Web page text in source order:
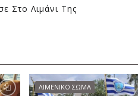
Στο Λιμάνι Της
ΛΙΜΕΝΙΚΟ ΣΩΜΑ